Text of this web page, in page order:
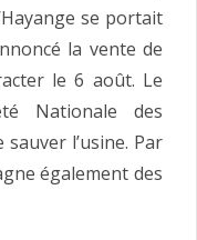
se portait
la vente de
le 6 août. Le
Nationale des
l’usine. Par
également des